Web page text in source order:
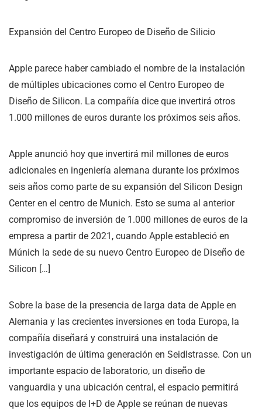
Expansión del Centro Europeo de Diseño de Silicio
Apple parece haber cambiado el nombre de la instalación
de múltiples ubicaciones como el Centro Europeo de
Diseño de Silicon. La compañía dice que invertirá otros
1.000 millones de euros durante los próximos seis años.
Apple anunció hoy que invertirá mil millones de euros
adicionales en ingeniería alemana durante los próximos
seis años como parte de su expansión del Silicon Design
Center en el centro de Munich. Esto se suma al anterior
compromiso de inversión de 1.000 millones de euros de la
empresa a partir de 2021, cuando Apple estableció en
Múnich la sede de su nuevo Centro Europeo de Diseño de
Silicon […]
Sobre la base de la presencia de larga data de Apple en
Alemania y las crecientes inversiones en toda Europa, la
compañía diseñará y construirá una instalación de
investigación de última generación en Seidlstrasse. Con un
importante espacio de laboratorio, un diseño de
vanguardia y una ubicación central, el espacio permitirá
que los equipos de I+D de Apple se reúnan de nuevas